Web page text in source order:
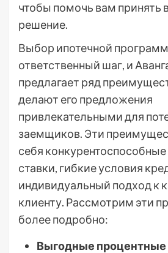
чтобы помочь вам принять
решение.
Выбор ипотечной
ответственный шаг, и
предлагает ряд
делают его предложения
привлекательными для
заемщиков. Эти
себя
ставки, гибкие условия
индивидуальный подход к
клиенту. Рассмотрим эти
более подробно:
Выгодные процентные